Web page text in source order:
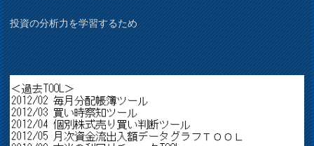
投資の分析力を学習するため